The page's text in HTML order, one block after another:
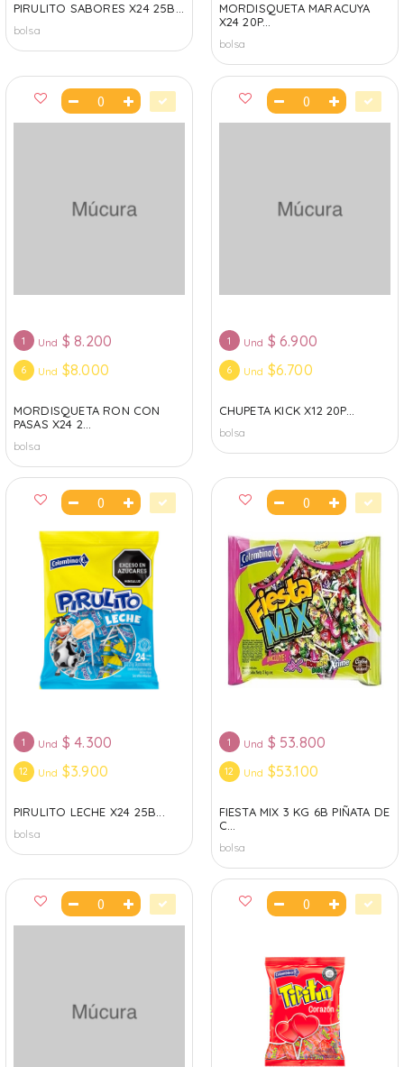
PIRULITO SABORES X24 25B...
bolsa
MORDISQUETA MARACUYA
X24 20P...
bolsa
1 Und $ 8.200
6 Und $8.000
MORDISQUETA RON CON
PASAS X24 2...
bolsa
1 Und $ 6.900
6 Und $6.700
CHUPETA KICK X12 20P...
bolsa
1 Und $ 4.300
12 Und $3.900
PIRULITO LECHE X24 25B...
bolsa
1 Und $ 53.800
12 Und $53.100
FIESTA MIX 3 KG 6B PIÑATA DE
C...
bolsa